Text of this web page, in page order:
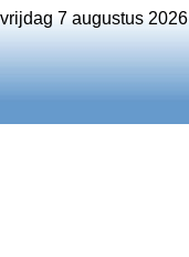
vrijdag 7 augustus 2026